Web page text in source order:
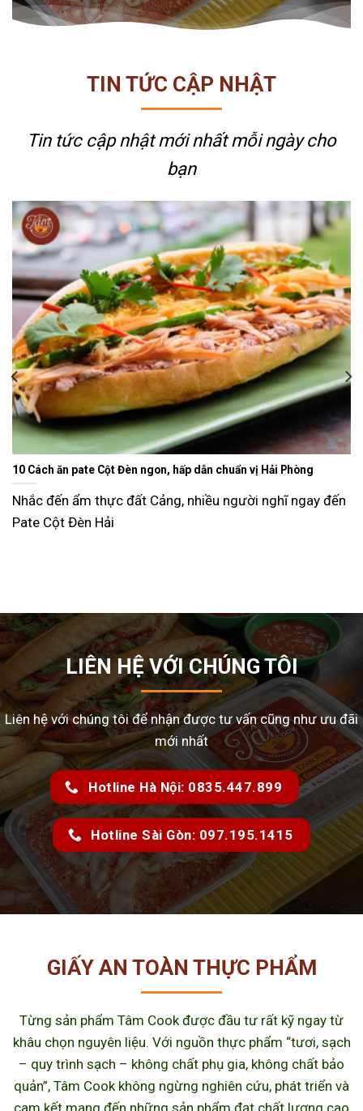
TIN TỨC CẬP NHẬT
Tin tức cập nhật mới nhấtmỗi ngày cho
bạn
ngon, hấp dẫn chuẩn vị Hải Phòng
Cảng, nhiều người nghĩ ngay đến
Ăn gì ngày Tết sao cho đỡ ngán và lạ miệng? Gợi ý
Tết Nguyên Đán là dịp sum vầy, nhưng cũng
LIÊN HỆ VỚI CHÚNG TÔI
Liên hệ với chúng tôi để nhận được tư vấn cũng như ưu đãi
mới nhất
Hotline Hà Nội: 0835.447.899
Hotline Sài Gòn: 097.195.1415
GIẤY AN TOÀN THỰC PHẨM
Từng sản phẩm Tâm Cook được đầu tư rất kỹ ngay từ
khâu chọn nguyên liệu. Với nguồn thực phẩm “tươi, sạch
– quy trình sạch – không chất phụ gia, không chất bảo
quản”, Tâm Cook không ngừng nghiên cứu, phát triển và